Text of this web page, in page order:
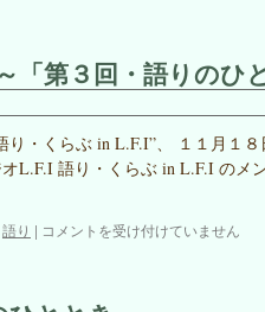
く
え
～
木
下
晋
で
の
第３回・語りのひ
り・くらぶ in L.F.I”、 １１月１
L.F.I 語り・くらぶ in L.F.I のメ
語り | 語
コメントを受け付けていません